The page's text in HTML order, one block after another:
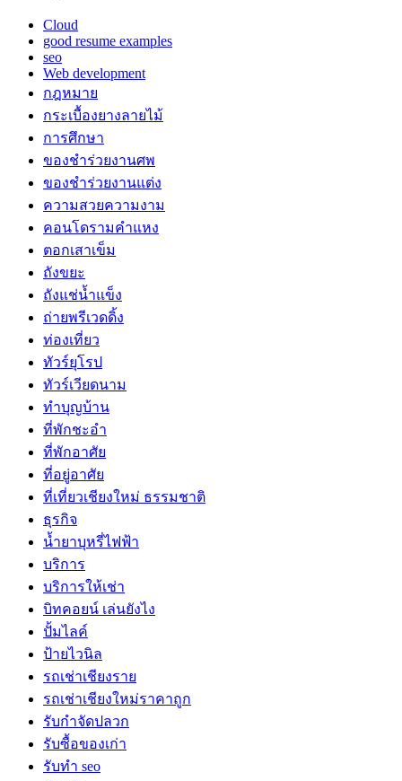
Cloud
good resume examples
seo
Web development
กฎหมาย
กระเบื้องยางลายไม้
การศึกษา
ของชำร่วยงานศพ
ของชำร่วยงานแต่ง
ความสวยความงาม
คอนโดรามคำแหง
ตอกเสาเข็ม
ถังขยะ
ถังแช่น้ำแข็ง
ถ่ายพรีเวดดิ้ง
ท่องเที่ยว
ทัวร์ยุโรป
ทัวร์เวียดนาม
ทำบุญบ้าน
ที่พักชะอำ
ที่พักอาศัย
ที่อยู่อาศัย
ที่เที่ยวเชียงใหม่ ธรรมชาติ
ธุรกิจ
น้ำยาบุหรี่ไฟฟ้า
บริการ
บริการให้เช่า
บิทคอยน์ เล่นยังไง
ปั้มไลค์
ป้ายไวนิล
รถเช่าเชียงราย
รถเช่าเชียงใหม่ราคาถูก
รับกำจัดปลวก
รับซื้อของเก่า
รับทำ seo